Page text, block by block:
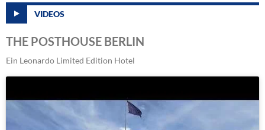
VIDEOS
THE POSTHOUSE BERLIN
Ein Leonardo Limited Edition Hotel